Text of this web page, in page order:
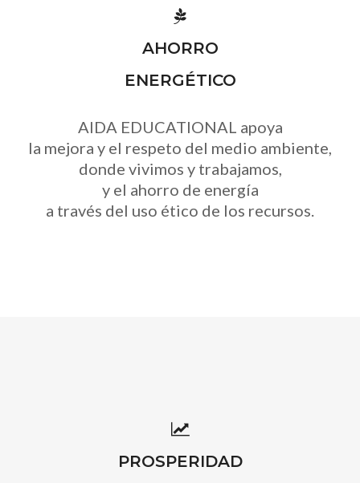
AHORRO
ENERGÉTICO
AIDA EDUCATIONAL apoya
la mejora y el respeto del medio ambiente,
donde vivimos y trabajamos,
y el ahorro de energía
a través del uso ético de los recursos.
PROSPERIDAD